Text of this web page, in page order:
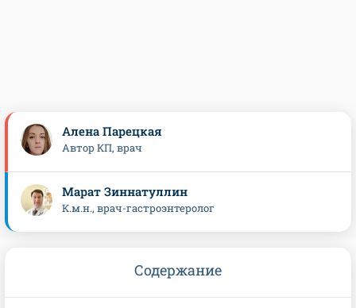
Алена Парецкая
Автор КП, врач
Марат Зиннатуллин
К.м.н., врач-гастроэнтеролог
Содержание